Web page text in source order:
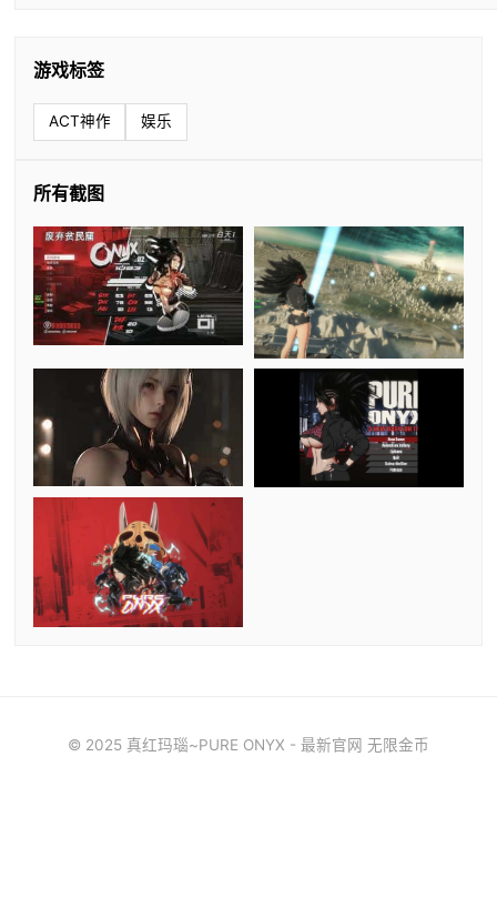
游戏标签
ACT神作 娱乐
所有截图
© 2025 真红玛瑙~PURE ONYX - 最新官网 无限金币